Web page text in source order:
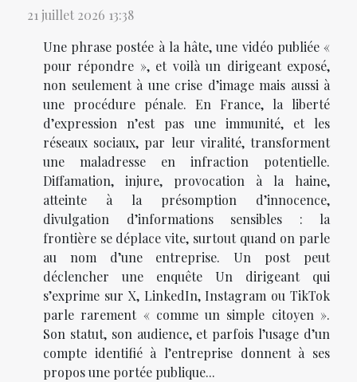
21 juillet 2026 13:38
Une phrase postée à la hâte, une vidéo publiée «
pour répondre », et voilà un dirigeant exposé,
non seulement à une crise d’image mais aussi à
une procédure pénale. En France, la liberté
d’expression n’est pas une immunité, et les
réseaux sociaux, par leur viralité, transforment
une maladresse en infraction potentielle.
Diffamation, injure, provocation à la haine,
atteinte à la présomption d’innocence,
divulgation d’informations sensibles : la
frontière se déplace vite, surtout quand on parle
au nom d’une entreprise. Un post peut
déclencher une enquête Un dirigeant qui
s’exprime sur X, LinkedIn, Instagram ou TikTok
parle rarement « comme un simple citoyen ».
Son statut, son audience, et parfois l’usage d’un
compte identifié à l’entreprise donnent à ses
propos une portée publique...